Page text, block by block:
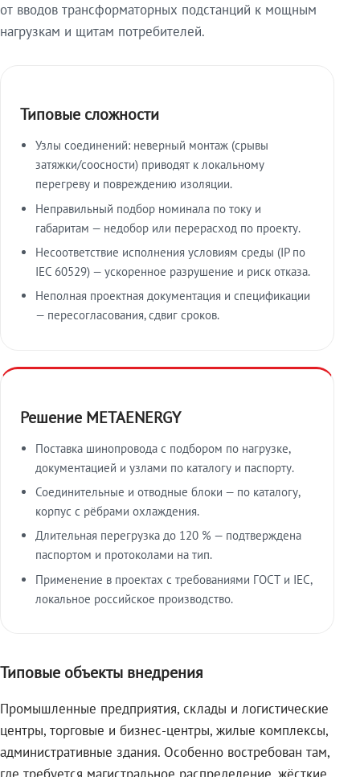
от вводов трансформаторных подстанций к мощным
нагрузкам и щитам потребителей.
Типовые сложности
Узлы соединений: неверный монтаж (срывы
затяжки/соосности) приводят к локальному
перегреву и повреждению изоляции.
Неправильный подбор номинала по току и
габаритам — недобор или перерасход по проекту.
Несоответствие исполнения условиям среды (IP по
IEC 60529) — ускоренное разрушение и риск отказа.
Неполная проектная документация и спецификации
— пересогласования, сдвиг сроков.
Решение METAENERGY
Поставка шинопровода с подбором по нагрузке,
документацией и узлами по каталогу и паспорту.
Соединительные и отводные блоки — по каталогу,
корпус с рёбрами охлаждения.
Длительная перегрузка до 120 % — подтверждена
паспортом и протоколами на тип.
Применение в проектах с требованиями ГОСТ и IEC,
локальное российское производство.
Типовые объекты внедрения
Промышленные предприятия, склады и логистические
центры, торговые и бизнес-центры, жилые комплексы,
административные здания. Особенно востребован там,